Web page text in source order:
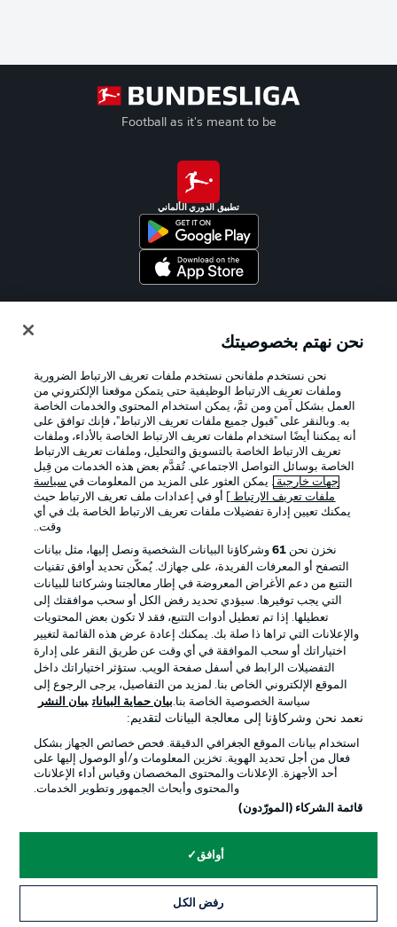
Football as it's meant to be
تطبيق الدوري الألماني
الإعلانات الإخطارات القانونية
شروط الاستخدام القنوات الناقلة
الوظائف جهة النشر
تواصل معنا اللاعبون
© 2026 Bundesliga-Gruppe GmbH
وضع شاشة العرض
نحن نهتم بخصوصيتك
نحن نستخدم ملفانحن نستخدم ملفات تعريف الارتباط الضرورية
وملفات تعريف الارتباط الوظيفية حتى يتمكن موقعنا الإلكتروني من
العمل بشكل آمن ومن ثمَّ، يمكن استخدام المحتوى والخدمات الخاصة
به. وبالنقر على "قبول جميع ملفات تعريف الارتباط"، فإنك توافق على
أنه يمكننا أيضًا استخدام ملفات تعريف الارتباط الخاصة بالأداء، وملفات
تعريف الارتباط الخاصة بالتسويق والتحليل، وملفات تعريف الارتباط
الخاصة بوسائل التواصل الاجتماعي. تُقدَّم بعض هذه الخدمات من قِبل
جهات خارجية . يمكن العثور على المزيد من المعلومات في سياسة
ملفات تعريف الارتباط
] أو في إعدادات ملف تعريف الارتباط حيث
يمكنك تعيين إدارة تفضيلات ملفات تعريف الارتباط الخاصة بك في أي
وقت..
نخزن نحن 61وشركاؤنا البيانات الشخصية ونصل إليها، مثل بيانات
التصفح أو المعرفات الفريدة، على جهازك. يُمكّن تحديد أوافق تقنيات
التتبع من دعم الأغراض المعروضة في إطار معالجتنا وشركائنا للبيانات
التي يجب توفيرها. سيؤدي تحديد رفض الكل أو سحب موافقتك إلى
تعطيلها. إذا تم تعطيل أدوات التتبع، فقد لا تكون بعض المحتويات
والإعلانات التي تراها ذا صلة بك. يمكنك إعادة عرض هذه القائمة لتغيير
اختياراتك أو سحب الموافقة في أي وقت عن طريق النقر على إدارة
التفضيلات الرابط في أسفل صفحة الويب. ستؤثر اختياراتك داخل
الموقع الإلكتروني الخاص بنا. لمزيد من التفاصيل، يرجى الرجوع إلى
سياسة الخصوصية الخاصة بنا.بيان حماية البيانات بيان النشر
نعمد نحن وشركاؤنا إلى معالجة البيانات لتقديم:
استخدام بيانات الموقع الجغرافي الدقيقة. فحص خصائص الجهاز بشكل
فعال من أجل تحديد الهوية. تخزين المعلومات و/أو الوصول إليها على
أحد الأجهزة. الإعلانات والمحتوى المخصصان وقياس أداء الإعلانات
والمحتوى وأبحاث الجمهور وتطوير الخدمات.
قائمة الشركاء (المورّدون)
أوافق
رفض الكل